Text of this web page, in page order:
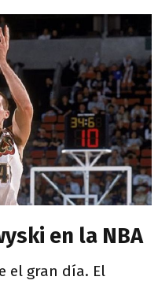
en la NBA
el gran día. El